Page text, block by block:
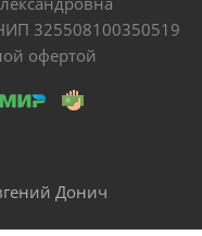
325508100350519
офертой
Донич